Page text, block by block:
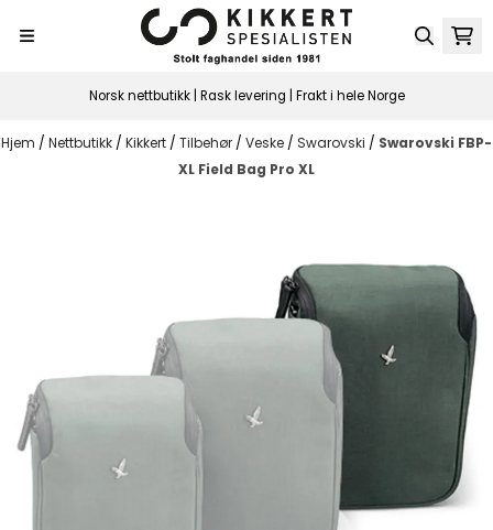
Norsk nettbutikk | Rask levering | Frakt i hele Norge
Hjem / Nettbutikk / Kikkert / Tilbehør / Veske / Swarovski / Swarovski FBP-
XL Field Bag Pro XL